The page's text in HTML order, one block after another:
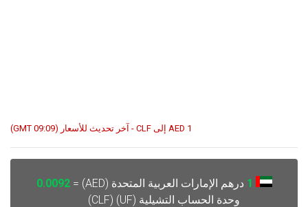
1 AED إلى CLF - آخر تحديث للأسعار (09:09 GMT)
1 درهم الإمارات العربية المتحدة (AED) =
0.0092
وحدة الحساب التشيلية (UF) (CLF)